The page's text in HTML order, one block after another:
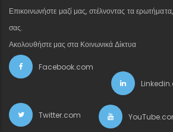
Επικοινωνήστε μαζί μας, στέλνοντας τα
σας.
Ακολουθήστε μας στα Κοινωνικά Δίκτυα
Facebook.com
Twitter.com